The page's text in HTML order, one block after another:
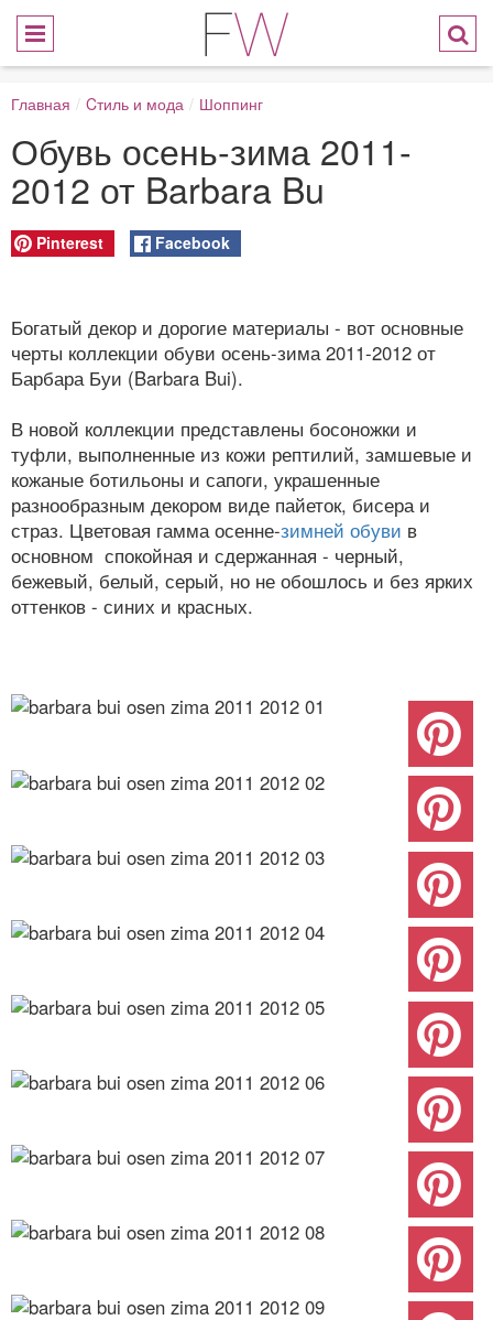
Главная / Cтиль и мода / Шоппинг
Обувь осень-зима 2011-
2012 от Barbara Bu
Pinterest Facebook
Богатый декор и дорогие материалы - вот основные
черты коллекции обуви осень-зима 2011-2012 от
Барбара Буи (Barbara Bui).
В новой коллекции представлены босоножки и
туфли, выполненные из кожи рептилий, замшевые и
кожаные ботильоны и сапоги, украшенные
разнообразным декором виде пайеток, бисера и
страз. Цветовая гамма осенне-зимней обуви в
основном спокойная и сдержанная - черный,
бежевый, белый, серый, но не обошлось и без ярких
оттенков - синих и красных.